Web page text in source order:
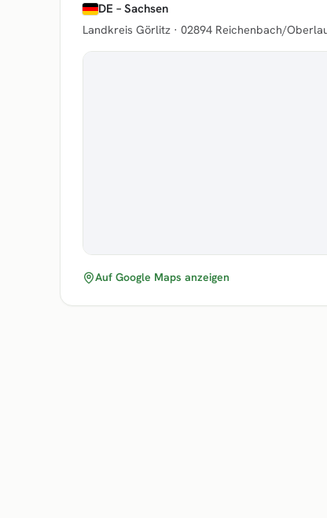
DE – Sachsen
Landkreis Görlitz · 02894 Reichenbach/
Auf Google Maps anzeigen